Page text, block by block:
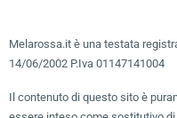
Melarossa.it è una testata
14/06/2002 P.Iva 01147141004
Il contenuto di questo sito è